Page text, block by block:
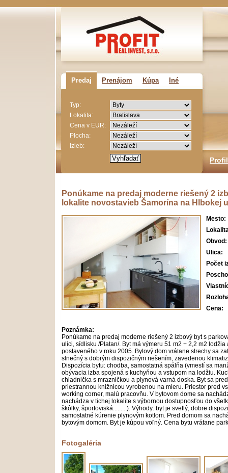
Predaj Prenájom Kúpa Iné
Typ:
Lokalita:
Cena v EUR:
Plocha:
Izieb:
Ponúkame na predaj moderne riešený 2
lokalite novostavieb Šamorína na Hlbokej
Mesto:
Obvod:
Ulica:
Počet
Cena:
Poznámka:
Ponúkame na predaj moderne riešený 2 izbový byt s
ulici, sídlisku /Platan/. Byt má výmeru 51 m2 + 2,2 m2
postaveného v roku 2005. Bytový dom vrátane strechy sa
slnečný s dobrým dispozičným riešením, zavedenou
Dispozícia bytu: chodba, samostatná spálňa (vmestí sa
obývacia izba spojená s kuchyňou a vstupom na lodžiu.
chladnička s mrazničkou a plynová varná doska. Byt sa
priestrannou knižnicou vyrobenou na mieru. Priestor pred
working corner, malú pracovňu. V bytovom dome sa
nachádza v tichej lokalite s výbornou dostupnosťou do
škôlky, športoviská.........). Výhody: byt je svetlý, dobre
samostatné kúrenie plynovým kotlom. Pred domom sa
bytovým domom. Byt je kúpou voľný. Cena bytu vrátane
Fotogaléria